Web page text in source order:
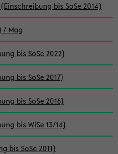
bis SoSe 2014)
/ Mag
bis SoSe 2022)
bis SoSe 2017)
bis SoSe 2016)
bis WiSe 13/14)
bis SoSe 2011)